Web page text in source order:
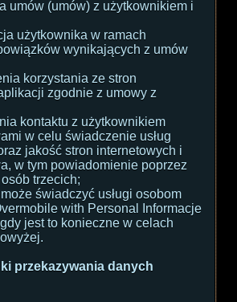
umów (umów) z użytkownikiem i
użytkownika w ramach
wynikających z umów
korzystania ze stron
zgodnie z umowy z
kontaktu z użytkownikiem
w celu świadczenie usług
jakość stron internetowych i
w tym powiadomienie poprzez
trzecich;
świadczyć usługi osobom
with Personal Informacje
jest to konieczne w celach
przekazywania danych